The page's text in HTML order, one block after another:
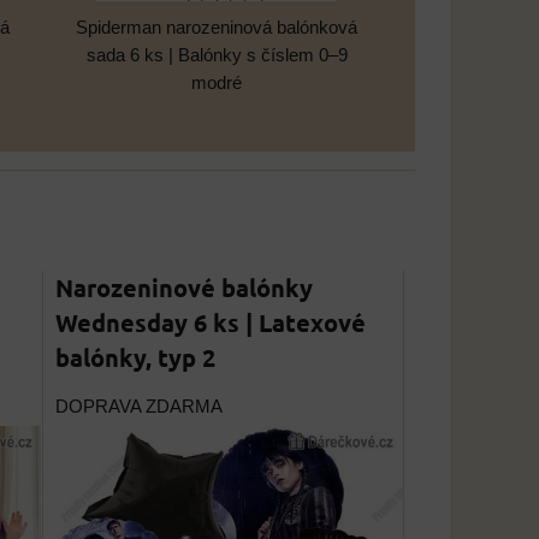
Spiderman narozeninová balónková
sada 6 ks | Balónky s číslem 0–9
modré
Narozeninové balónky
Wednesday 6 ks | Latexové
balónky, typ 2
DOPRAVA ZDARMA